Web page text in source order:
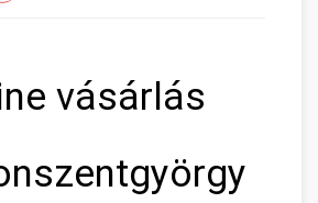
vásárlás